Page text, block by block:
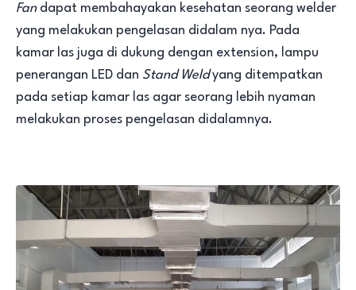
Fandapat membahayakan kesehatan seorang welder
yang melakukan pengelasan didalam nya. Pada
kamar las juga di dukung dengan extension, lampu
penerangan LED dan Stand Weldyang ditempatkan
pada setiap kamar las agar seorang lebih nyaman
melakukan proses pengelasan didalamnya.